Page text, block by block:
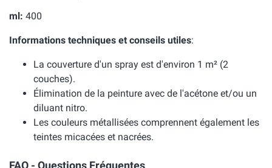
ml: 400
Informations techniques et conseils utiles:
La couverture d'un spray est d'environ 1 m² (2
couches).
Élimination de la peinture avec de l'acétone et/ou un
diluant nitro.
Les couleurs métallisées comprennent également les
teintes micacées et nacrées.
FAQ - Questions Fréquentes